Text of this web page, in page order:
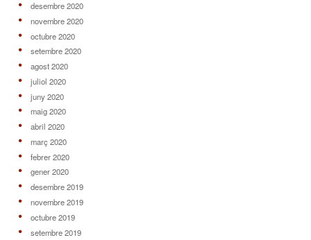
desembre 2020
novembre 2020
octubre 2020
setembre 2020
agost 2020
juliol 2020
juny 2020
maig 2020
abril 2020
març 2020
febrer 2020
gener 2020
desembre 2019
novembre 2019
octubre 2019
setembre 2019